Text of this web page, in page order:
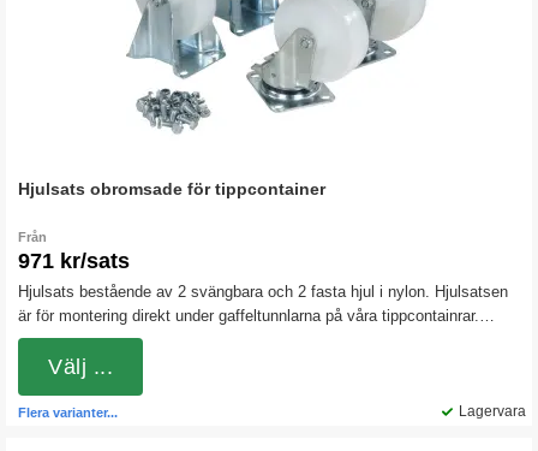
Hjulsats obromsade för tippcontainer
Från
971 kr/sats
Hjulsats bestående av 2 svängbara och 2 fasta hjul i nylon. Hjulsatsen
är för montering direkt under gaffeltunnlarna på våra tippcontainrar.
Nylonhjulen är hårda och rullar lätt även vid tyngre belastningar.
Lagervara
Flera varianter...
Välj ...